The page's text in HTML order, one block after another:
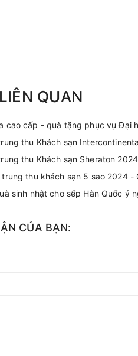
QUAN
cao cấp - quà tặng phục vụ Đại
thu Khách sạn
thu Khách sạn Sheraton 2024
thu khách sạn 5 sao 2024 -
sinh nhật cho sếp Hàn Quốc ý
CỦA BẠN: